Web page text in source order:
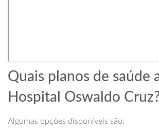
Quais planos de saúde
Hospital Oswaldo
Algumas opções disponíveis são: